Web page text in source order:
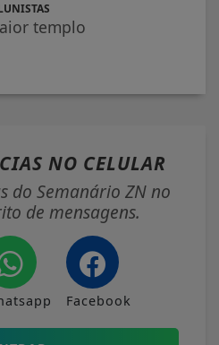
templo
NO CELULAR
do Semanário ZN no
de mensagens.
Facebook